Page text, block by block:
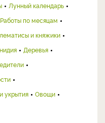
Лунный календарь
Работы по месяцам
и княжики
Деревья
укрытия
Овощи